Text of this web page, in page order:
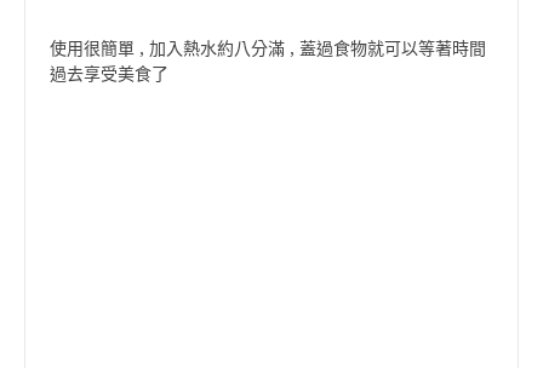
使用很簡單 , 加入熱水約八分滿 , 蓋過食物就可以等著時間
過去享受美食了